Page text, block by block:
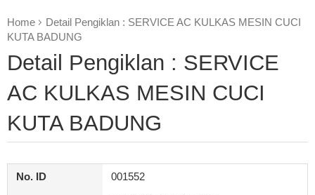
Home
Detail Pengiklan : SERVICE AC KULKAS MESIN CUCI
KUTA BADUNG
Detail Pengiklan : SERVICE
AC KULKAS MESIN CUCI
KUTA BADUNG
No. ID 001552